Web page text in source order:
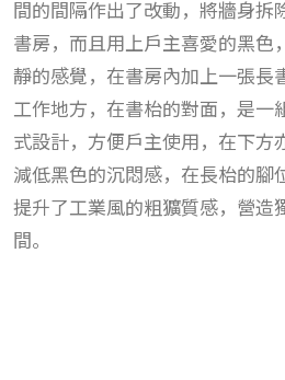
間的間隔作出了改動，將牆身拆
書房，而且用上戶主喜愛的黑色
靜的感覺，在書房內加上一張長
工作地方，在書枱的對面，是一
式設計，方便戶主使用，在下方
減低黑色的沉悶感，在長枱的腳
提升了工業風的粗獷質感，營造
間。